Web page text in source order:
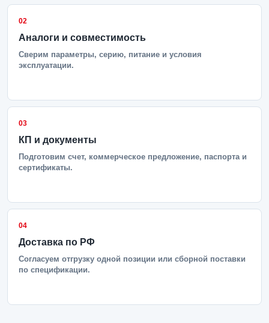
02
Аналоги и совместимость
Сверим параметры, серию, питание и условия
эксплуатации.
03
КП и документы
Подготовим счет, коммерческое предложение, паспорта и
сертификаты.
04
Доставка по РФ
Согласуем отгрузку одной позиции или сборной поставки
по спецификации.